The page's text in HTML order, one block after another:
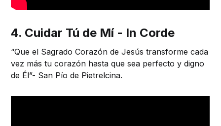
4. Cuidar Tú de Mí - In Corde
“Que el Sagrado Corazón de Jesús transforme cada
vez más tu corazón hasta que sea perfecto y digno
de Él”- San Pío de Pietrelcina.